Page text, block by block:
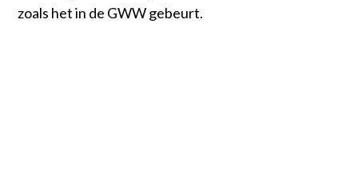
zoals het in de GWW gebeurt.